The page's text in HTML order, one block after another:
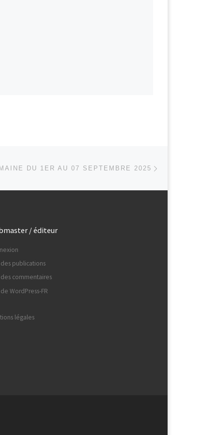
DU 1ER AU 07 SEPTEMBRE 2025
/ éditeur
des publications
des commentaires
WordPress-FR
légales